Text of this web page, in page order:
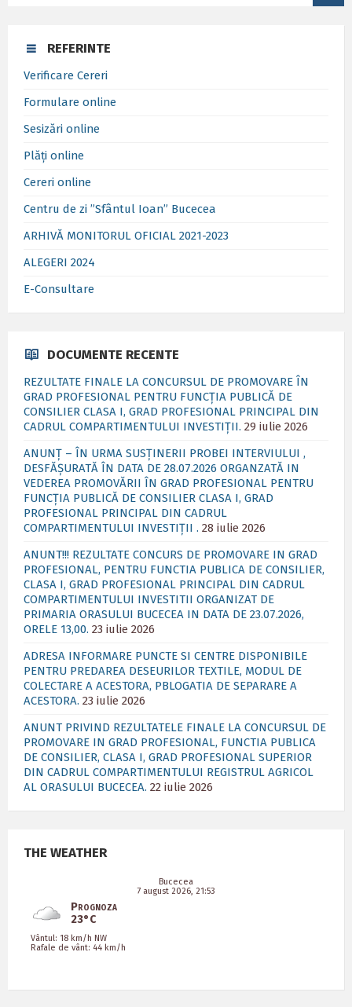
REFERINTE
Verificare Cereri
Formulare online
Sesizări online
Plăți online
Cereri online
Centru de zi ”Sfântul Ioan” Bucecea
ARHIVĂ MONITORUL OFICIAL 2021-2023
ALEGERI 2024
E-Consultare
DOCUMENTE RECENTE
REZULTATE FINALE LA CONCURSUL DE PROMOVARE ÎN
GRAD PROFESIONAL PENTRU FUNCȚIA PUBLICĂ DE
CONSILIER CLASA I, GRAD PROFESIONAL PRINCIPAL DIN
CADRUL COMPARTIMENTULUI INVESTIȚII. 29 iulie 2026
ANUNȚ – ÎN URMA SUSȚINERII PROBEI INTERVIULUI ,
DESFĂȘURATĂ ÎN DATA DE 28.07.2026 ORGANZATĂ IN
VEDEREA PROMOVĂRII ÎN GRAD PROFESIONAL PENTRU
FUNCȚIA PUBLICĂ DE CONSILIER CLASA I, GRAD
PROFESIONAL PRINCIPAL DIN CADRUL
COMPARTIMENTULUI INVESTIȚII . 28 iulie 2026
ANUNT!!! REZULTATE CONCURS DE PROMOVARE IN GRAD
PROFESIONAL, PENTRU FUNCTIA PUBLICA DE CONSILIER,
CLASA I, GRAD PROFESIONAL PRINCIPAL DIN CADRUL
COMPARTIMENTULUI INVESTITII ORGANIZAT DE
PRIMARIA ORASULUI BUCECEA IN DATA DE 23.07.2026,
ORELE 13,00. 23 iulie 2026
ADRESA INFORMARE PUNCTE SI CENTRE DISPONIBILE
PENTRU PREDAREA DESEURILOR TEXTILE, MODUL DE
COLECTARE A ACESTORA, PBLOGATIA DE SEPARARE A
ACESTORA. 23 iulie 2026
ANUNT PRIVIND REZULTATELE FINALE LA CONCURSUL DE
PROMOVARE IN GRAD PROFESIONAL, FUNCTIA PUBLICA
DE CONSILIER, CLASA I, GRAD PROFESIONAL SUPERIOR
DIN CADRUL COMPARTIMENTULUI REGISTRUL AGRICOL
AL ORASULUI BUCECEA. 22 iulie 2026
THE WEATHER
Bucecea
7 august 2026, 21:53
Prognoza
23°C
Vântul: 18 km/h NW
Rafale de vânt: 44 km/h